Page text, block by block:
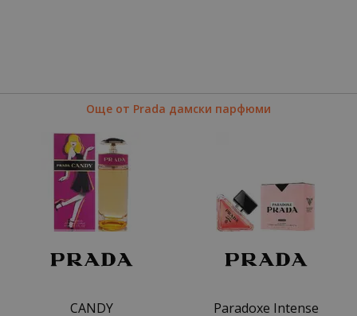
Още от Prada дамски парфюми
CANDY Paradoxe Intense